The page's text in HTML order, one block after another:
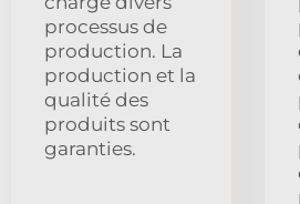
processus de
production. La
production et la
qualité des
produits sont
garanties.